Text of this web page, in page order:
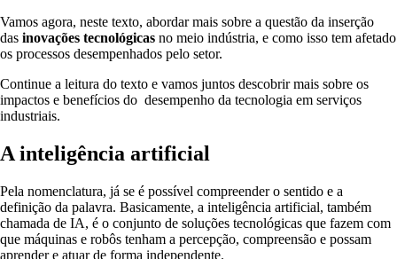
Vamos agora, neste texto, abordar mais sobre a questão da inserção
das inovações tecnológicas no meio indústria, e como isso tem afetado
os processos desempenhados pelo setor.
Continue a leitura do texto e vamos juntos descobrir mais sobre os
impactos e benefícios do desempenho da tecnologia em serviços
industriais.
A inteligência artificial
Pela nomenclatura, já se é possível compreender o sentido e a
definição da palavra. Basicamente, a inteligência artificial, também
chamada de IA, é o conjunto de soluções tecnológicas que fazem com
que máquinas e robôs tenham a percepção, compreensão e possam
aprender e atuar de forma independente.